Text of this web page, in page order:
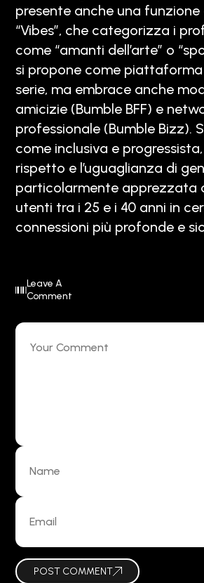
presente anche una
“Vibes”, che categorizza i
come “amanti dell’arte” o
si propone come
serie, ma embrace anche
amicizie (Bumble BFF) e
professionale (Bumble Bizz).
come inclusiva e
rispetto e l’uguaglianza di
particolarmente apprezzata
utenti tra i 25 e i 40 anni in
connessioni più profonde e
Leave A
Comment
POST COMMENT